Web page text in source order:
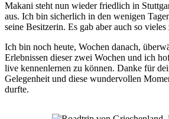
Makani steht nun wieder friedlich in
aus. Ich bin sicherlich in den wenigen
seine Besitzerin. Es gab aber auch so vieles
Ich bin noch heute, Wochen danach,
Erlebnissen dieser zwei Wochen und ich
live kennenlernen zu können. Danke für
Gelegenheit und diese wundervollen
durfte.